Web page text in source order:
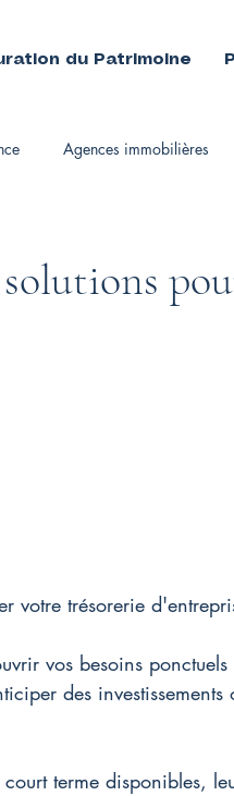
du Patrimoine
Agences immobilières
votre trésorerie
vos besoins ponctuels
des investissements
terme disponibles,